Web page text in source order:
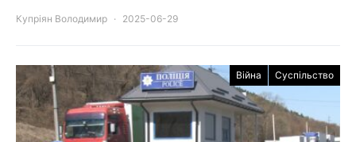
Купріян Володимир 2025-06-29
Війна Суспільство